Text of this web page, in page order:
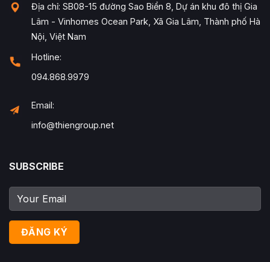
Địa chỉ: SB08-15 đường Sao Biển 8, Dự án khu đô thị Gia
Lâm - Vinhomes Ocean Park, Xã Gia Lâm, Thành phố Hà
Nội, Việt Nam
Hotline:
094.868.9979
Email:
info@thiengroup.net
SUBSCRIBE